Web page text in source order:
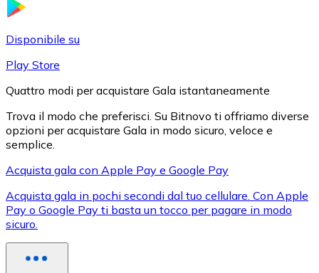
XRP
XRP
Disponibile su
Play Store
Quattro modi per acquistare Gala istantaneamente
Trova il modo che preferisci. Su Bitnovo ti offriamo diverse
opzioni per acquistare Gala in modo sicuro, veloce e
semplice.
Acquista gala con Apple Pay e Google Pay
Acquista gala in pochi secondi dal tuo cellulare. Con Apple
Pay o Google Pay ti basta un tocco per pagare in modo
sicuro.